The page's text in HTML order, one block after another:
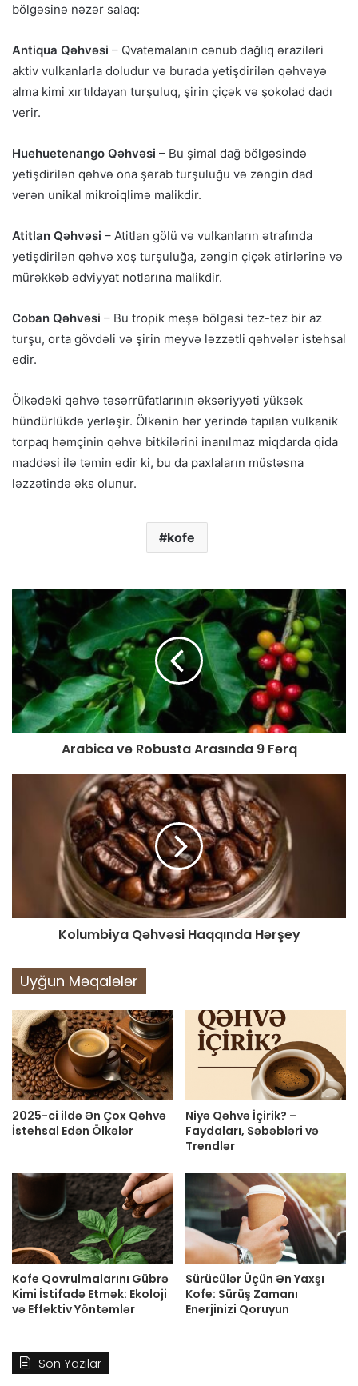
bölgəsinə nəzər salaq:
Antiqua Qəhvəsi – Qvatemalanın cənub dağlıq əraziləri
aktiv vulkanlarla doludur və burada yetişdirilən qəhvəyə
alma kimi xırtıldayan turşuluq, şirin çiçək və şokolad dadı
verir.
Huehuetenango Qəhvəsi – Bu şimal dağ bölgəsində
yetişdirilən qəhvə ona şərab turşuluğu və zəngin dad
verən unikal mikroiqlimə malikdir.
Atitlan Qəhvəsi – Atitlan gölü və vulkanların ətrafında
yetişdirilən qəhvə xoş turşuluğa, zəngin çiçək ətirlərinə və
mürəkkəb ədviyyat notlarına malikdir.
Coban Qəhvəsi – Bu tropik meşə bölgəsi tez-tez bir az
turşu, orta gövdəli və şirin meyvə ləzzətli qəhvələr istehsal
edir.
Ölkədəki qəhvə təsərrüfatlarının əksəriyyəti yüksək
hündürlükdə yerləşir. Ölkənin hər yerində tapılan vulkanik
torpaq həmçinin qəhvə bitkilərini inanılmaz miqdarda qida
maddəsi ilə təmin edir ki, bu da paxlaların müstəsna
ləzzətində əks olunur.
kofe
Arabica və Robusta Arasında 9 Fərq
Kolumbiya Qəhvəsi Haqqında Hərşey
Uyğun Məqalələr
2025-ci ildə Ən Çox Qəhvə
İstehsal Edən Ölkələr
Niyə Qəhvə İçirik? –
Faydaları, Səbəbləri və
Trendlər
Kofe Qovrulmalarını Gübrə
Kimi İstifadə Etmək: Ekoloji
və Effektiv Yöntəmlər
Sürücülər Üçün Ən Yaxşı
Kofe: Sürüş Zamanı
Enerjinizi Qoruyun
Son Yazılar